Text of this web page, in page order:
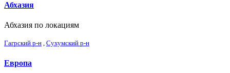
Абхазия
Абхазия по локациям
Гагрский р-н , Сухумский р-н
Европа